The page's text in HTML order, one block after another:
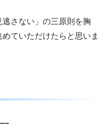
さない」の三原則を胸
ていただけたらと思いま